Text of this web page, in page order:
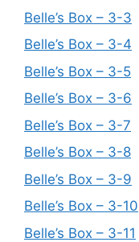
Belle’s Box – 3-3
Belle’s Box – 3-4
Belle’s Box – 3-5
Belle’s Box – 3-6
Belle’s Box – 3-7
Belle’s Box – 3-8
Belle’s Box – 3-9
Belle’s Box – 3-10
Belle’s Box – 3-11